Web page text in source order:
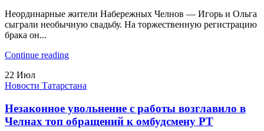
Неординарные жители Набережных Челнов — Игорь и Ольга
сыграли необычную свадьбу. На торжественную регистрацию
брака он...
Continue reading
22 Июл
Новости Татарстана
Незаконное увольнение с работы возглавило в
Челнах топ обращений к омбудсмену РТ